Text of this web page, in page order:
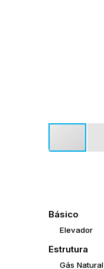
Básico
Elevador
Estrutura
Gás Natural